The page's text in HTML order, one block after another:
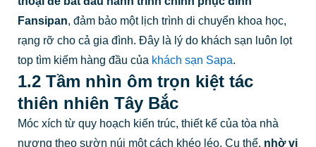
Fansipan, đảm bảo một lịch trình di chuyển khoa học,
rạng rỡ cho cả gia đình. Đây là lý do khách sạn luôn lọt
top tìm kiếm hàng đầu của khách sạn Sapa.
1.2 Tầm nhìn ôm trọn kiệt tác
thiên nhiên Tây Bắc
Móc xích từ quy hoạch kiến trúc, thiết kế của tòa nhà
nương theo sườn núi một cách khéo léo. Cụ thể, nhờ vị